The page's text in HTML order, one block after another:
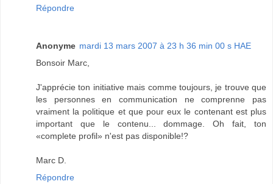
Répondre
Anonyme mardi 13 mars 2007 à 23 h 36 min 00 s HAE
Bonsoir Marc,
J'apprécie ton initiative mais comme toujours, je trouve que
les personnes en communication ne comprenne pas
vraiment la politique et que pour eux le contenant est plus
important que le contenu... dommage. Oh fait, ton
«complete profil» n'est pas disponible!?
Marc D.
Répondre